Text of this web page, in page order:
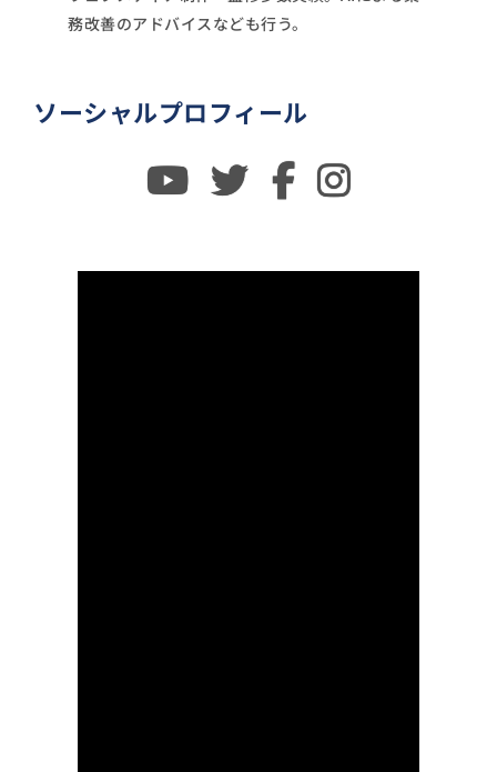
務改善のアドバイスなども行う。
ソーシャルプロフィール
Youtubetwitterfacebookinstagram